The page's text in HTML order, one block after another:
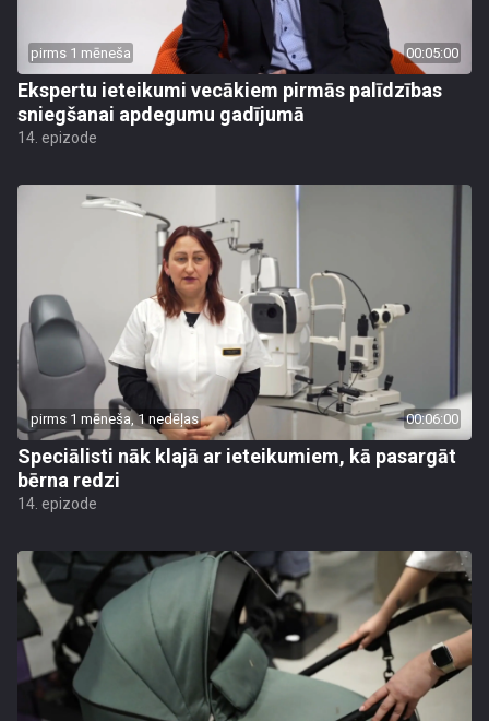
pirms 1 mēneša 00:05:00
Ekspertu ieteikumi vecākiem pirmās palīdzības
sniegšanai apdegumu gadījumā
14. epizode
pirms 1 mēneša, 1 nedēļas 00:06:00
Speciālisti nāk klajā ar ieteikumiem, kā pasargāt
bērna redzi
14. epizode